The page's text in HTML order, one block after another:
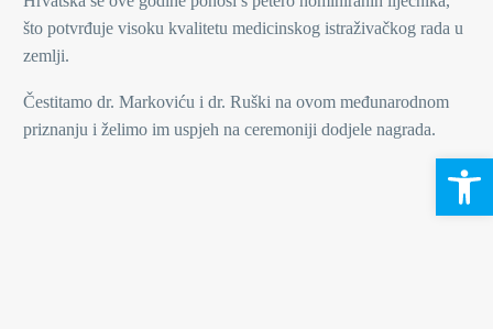
što potvrđuje visoku kvalitetu medicinskog istraživačkog rada u
zemlji.
Čestitamo dr. Markoviću i dr. Ruški na ovom međunarodnom
priznanju i želimo im uspjeh na ceremoniji dodjele nagrada.